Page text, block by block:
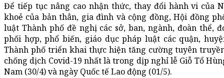
Để tiếp tục nâng cao nhận thức, thay đổi hành vi của
khoẻ của bản thân, gia đình và cộng đồng, Hội đồng
luật Thành phố đề nghị các sở, ban, ngành, đoàn thể,
phối hợp, phổ biến, giáo dục pháp luật các quận,
Thành phố triển khai thực hiện tăng cường tuyên
chống dịch Covid-19 nhất là trong dịp nghỉ lễ Giỗ Tổ
Nam (30/4) và ngày Quốc tế Lao động (01/5).